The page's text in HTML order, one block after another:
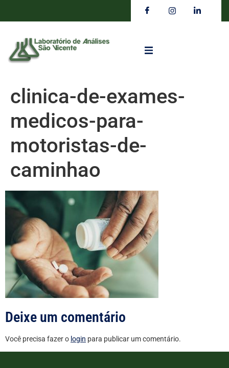
clinica-de-exames-
medicos-para-
motoristas-de-
caminhao
Deixe um comentário
Você precisa fazer o login para publicar um comentário.